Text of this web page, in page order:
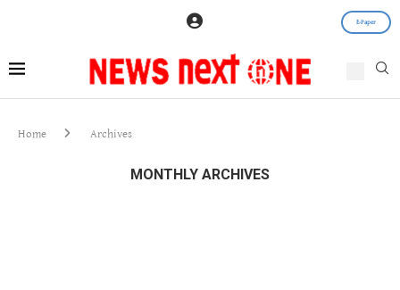
E-Paper
Home Archives
MONTHLY ARCHIVES